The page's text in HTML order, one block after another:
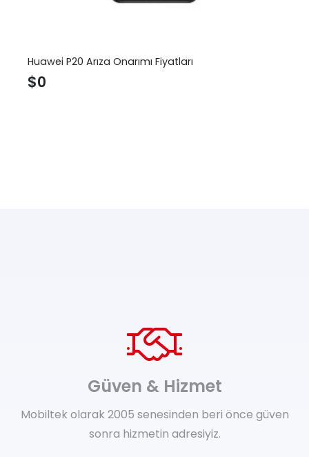
Huawei P20 Arıza Onarımı Fiyatları
$0
Güven & Hizmet
Mobiltek olarak 2005 senesinden beri önce güven
sonra hizmetin adresiyiz.